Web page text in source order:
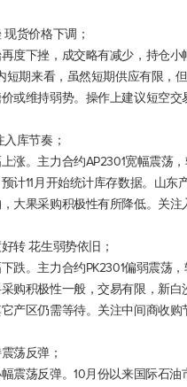
货价格下调；
度下挫，成交略有减少，持仓
短期来看，虽然短期供应有限，
或维持弱势。操作上建议短空交
库节奏；
涨。主力合约AP2301宽幅震荡
计11月开始统计库存数据。山
大果采购积极性有所降低。关注
转 花生弱势依旧；
跌。主力合约PK2301偏弱震荡
购积极性一般，交易有限，新
产区仍需等待。关注中间商收购
荡反弹；
震荡反弹。10月份以来国际石